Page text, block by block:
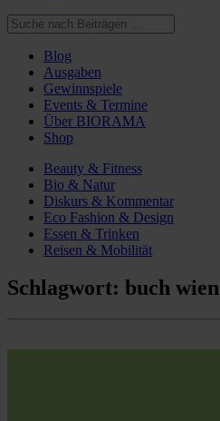
Blog
Ausgaben
Gewinnspiele
Events & Termine
Über BIORAMA
Shop
Beauty & Fitness
Bio & Natur
Diskurs & Kommentar
Eco Fashion & Design
Essen & Trinken
Reisen & Mobilität
Schlagwort: buch wien